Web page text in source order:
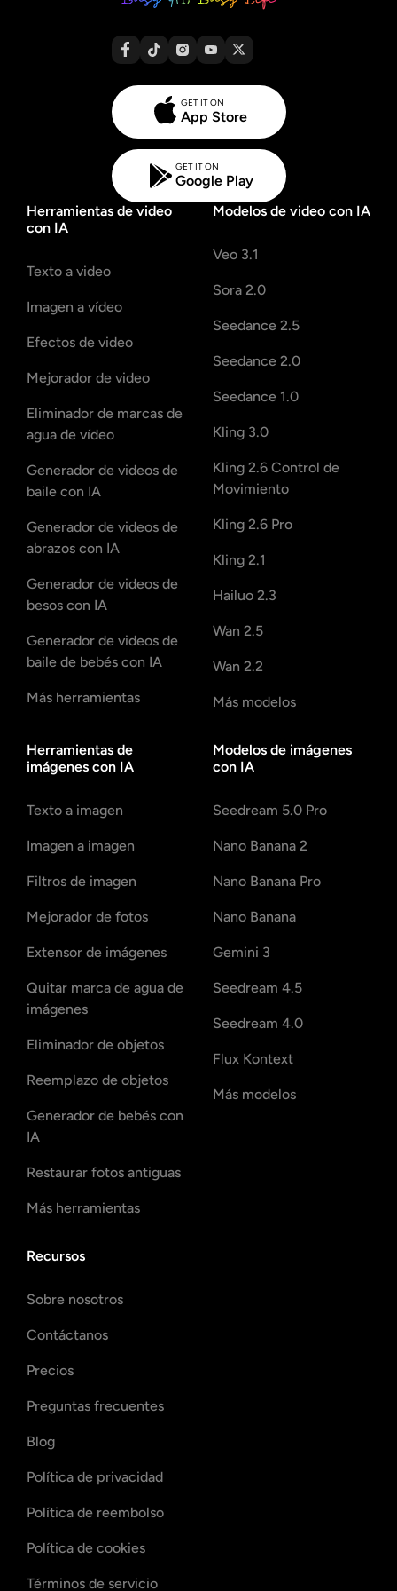
GET IT ON
App Store
GET IT ON
Google Play
Herramientas de video
con IA
Texto a video
Imagen a vídeo
Efectos de video
Mejorador de video
Eliminador de marcas de
agua de vídeo
Generador de videos de
baile con IA
Generador de videos de
abrazos con IA
Generador de videos de
besos con IA
Generador de videos de
baile de bebés con IA
Más herramientas
Modelos de video con IA
Veo 3.1
Sora 2.0
Seedance 2.5
Seedance 2.0
Seedance 1.0
Kling 3.0
Kling 2.6 Control de
Movimiento
Kling 2.6 Pro
Kling 2.1
Hailuo 2.3
Wan 2.5
Wan 2.2
Más modelos
Herramientas de
imágenes con IA
Texto a imagen
Imagen a imagen
Filtros de imagen
Mejorador de fotos
Extensor de imágenes
Quitar marca de agua de
imágenes
Eliminador de objetos
Reemplazo de objetos
Generador de bebés con
IA
Restaurar fotos antiguas
Más herramientas
Modelos de imágenes
con IA
Seedream 5.0 Pro
Nano Banana 2
Nano Banana Pro
Nano Banana
Gemini 3
Seedream 4.5
Seedream 4.0
Flux Kontext
Más modelos
Recursos
Sobre nosotros
Contáctanos
Precios
Preguntas frecuentes
Blog
Política de privacidad
Política de reembolso
Política de cookies
Términos de servicio